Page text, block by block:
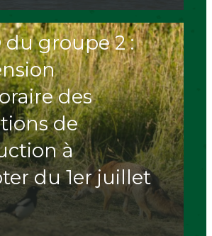
du groupe 2 :
des
de
à
du 1er juillet